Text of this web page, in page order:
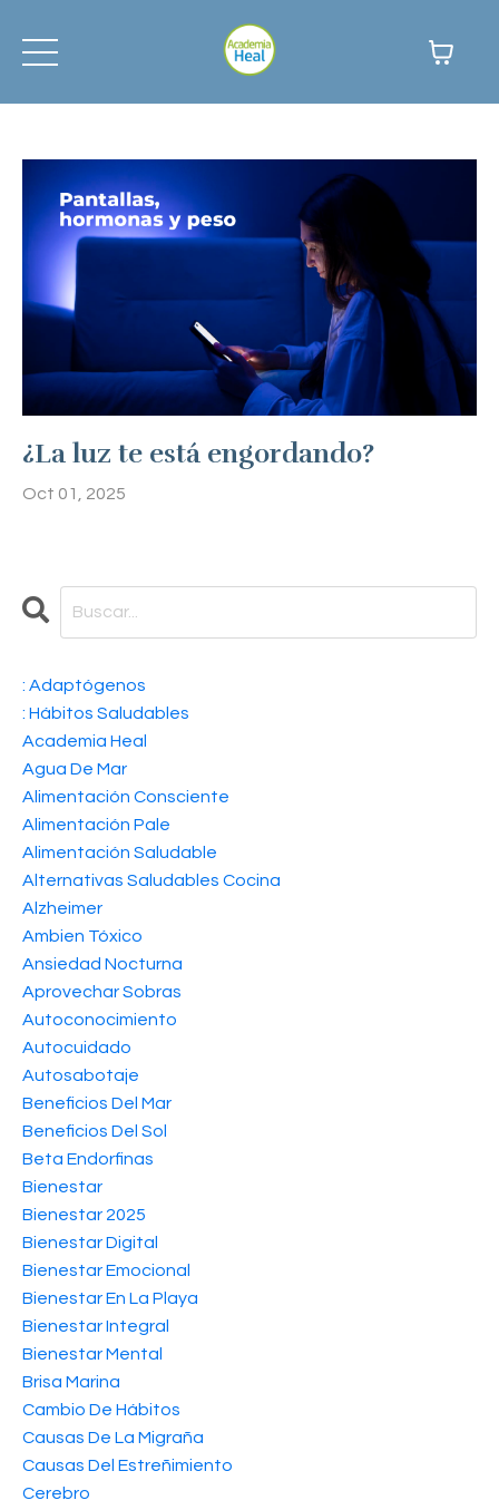
¿La luz te está engordando?
Oct 01, 2025
: Adaptógenos
: Hábitos Saludables
Academia Heal
Agua De Mar
Alimentación Consciente
Alimentación Pale
Alimentación Saludable
Alternativas Saludables Cocina
Alzheimer
Ambien Tóxico
Ansiedad Nocturna
Aprovechar Sobras
Autoconocimiento
Autocuidado
Autosabotaje
Beneficios Del Mar
Beneficios Del Sol
Beta Endorfinas
Bienestar
Bienestar 2025
Bienestar Digital
Bienestar Emocional
Bienestar En La Playa
Bienestar Integral
Bienestar Mental
Brisa Marina
Cambio De Hábitos
Causas De La Migraña
Causas Del Estreñimiento
Cerebro